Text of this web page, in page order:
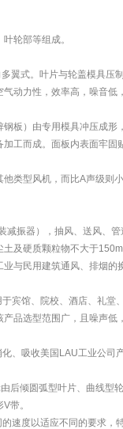
轮部等组成。
翼式。叶片与轮盖模具压
动力性，效率高，噪音低
板）由专用模具冲压成
工而成。面板内表面牢固
类型风机，而比A声级则
器），抽风、送风、管
土及硬质颗粒物不大于
与民用建筑通风、排烟的
宾馆、院校、酒店、礼
品选型范围广，且噪声低
、吸收美国LAU工业公司
后倾圆弧型叶片、曲线型
带。
速度以适应不同的要求，